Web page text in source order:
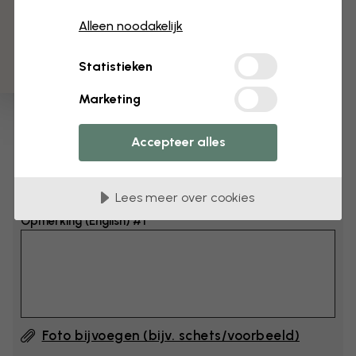
Opmerking (English) #1
Foto bijvoegen (bijv. schets/voorbeeld)
Alleen noodakelijk
Statistieken
Marketing
Accepteer alles
Lees meer over cookies